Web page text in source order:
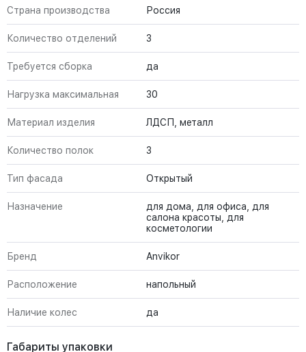
Страна производства Россия
Количество отделений 3
Требуется сборка да
Нагрузка максимальная 30
Материал изделия ЛДСП, металл
Количество полок 3
Тип фасада Открытый
Назначение
для дома, для офиса, для
салона красоты, для
косметологии
Бренд Anvikor
Расположение напольный
Наличие колес да
Габариты упаковки